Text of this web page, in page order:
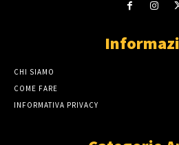
CHI SIAMO
COME FARE
INFORMATIVA PRIVACY